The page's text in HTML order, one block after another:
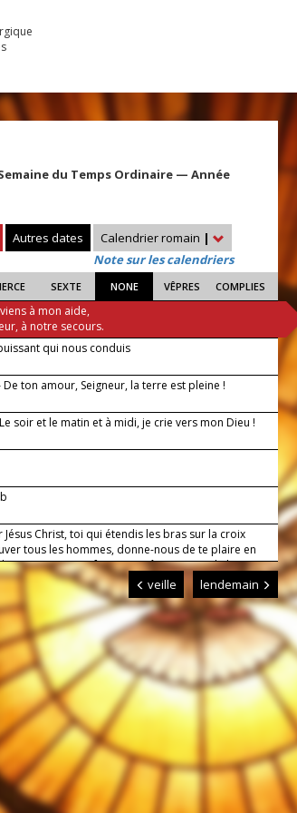
du Temps Ordinaire — Année
Autres dates Calendrier romain |
Note sur les calendriers
SEXTE NONE VÊPRES COMPLIES
à mon aide,
à notre secours.
qui nous conduis
ton amour, Seigneur, la terre est pleine !
soir et le matin et à midi, je crie vers mon Dieu !
Jésus Christ, toi qui étendis les bras sur la croix
tous les hommes, donne-nous de te plaire en
nos actes pour faire connaître au monde l'œuvre
Toi qui règnes pour les siècles des siècles.
veille lendemain